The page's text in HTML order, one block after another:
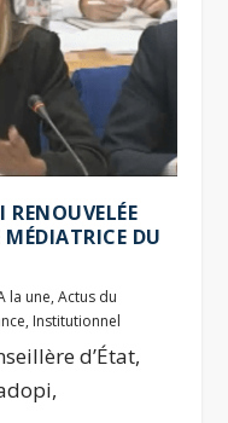
RENOUVELÉE
DU
la une,Actus du
, Institutionnel
d’État,